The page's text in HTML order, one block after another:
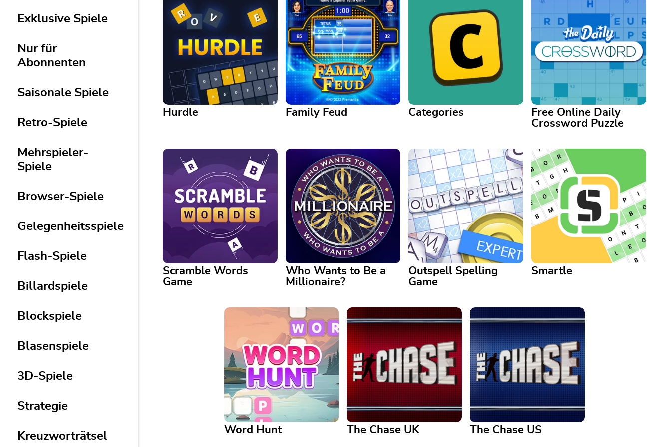
Exklusive Spiele
Nur für
Abonnenten
Saisonale Spiele
Retro-Spiele
Mehrspieler-
Spiele
Browser-Spiele
Gelegenheitsspiele
Flash-Spiele
Billardspiele
Blockspiele
Blasenspiele
3D-Spiele
Strategie
Kreuzworträtsel
Hurdle
Enjoy this popular word
guessing game with a twist –
play Hurdle today
Family Feud
Family Feud
It's time to play the Feud! Enjoy
this official Family Feud game
for free.
Categories
Categories
Spot the common theme
among sets of words in this
engaging word game
Free Online Daily
Crossword Puzzle
Free Online Daily Crossword
Puzzle
A crossword a day is good for
the brain. Come back daily!
Scramble Words
Game
Who Wants to Be a
Millionaire?
Millionaire?
Step into the hot seat—the
million-dollar question is
waiting for you
Outspell Spelling
Game
Outspell Spelling Game
A Scrabble-esque game with
plenty of fun, added twists
Smartle
Smartle
Push your puzzle-solving skills
to the limit in this engaging
word game
Word Hunt The Chase UK The Chase US